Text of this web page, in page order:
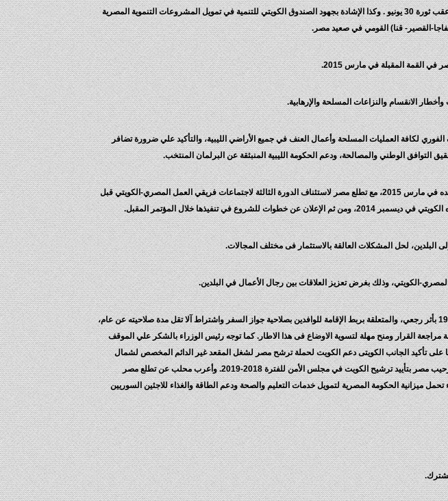
كما أشاد رئيس الوزراء بحرص الكويت علي الوفاء بتعهداتها لصالح مصر واستكمال حزمة المساعدات التي قدمتها عقب ثورة 30 يونيو . وكذا الإشادة بجهود الصندوق الكويتي للتنمية في تمويل المشروعات التنموية المصرية
القصير- قنا) القومي في صعيد مصر.
القمة المقبلة في مارس 2015.
الانقسام والنزاعات المسلحة والإرهابية.
لكافة العمليات المسلحة وأعمال العنف في جميع الأراضي الليبية، والتأكيد علي ضرورة تضافر
التوافق الوطني والمصالحة، ودعم الحكومة الليبية المنبثقة عن البرلمان المنتخب.
وتقدم رئيس الوزراء بالشكر على تأكيد المشاركة الكبيرة من الجانب الكويتي في مؤتمر مصر الاقتصادي المقرر عقده في مارس 2015، مع تطلع مصر لاستئناف الدورة الثالثة لاجتماعات فريقي العمل المصري-الكويتي قبل
لحل المشكلات العالقة بالاستثمار فى مختلف المجالات.
الكويتي، وذلك بغرض تعزيز العلاقات بين رجال الأعمال في البلدين.
كما تمت الإشارة إلي قرار السلطات الكويتية الذي تم إصداره مؤخراً بتفعيل بعض مواد قانون إقامة الأجانب لعام 1959 بأثر رجعي، والمتعلقة بربط الإقامة للوافدين بصلاحية جواز السفر واشتراط آلا تقل مدة صلاحيته عن عام،
القرار ومنح مهلة لتسوية الاوضاع فى هذا الاطار. كما توجه رئيس الوزراء بالشكر علي الموقف
الدورية لحالة حقوق الإنسان في مصر بجنيف يوم 7 نوفمبر 2014، ووجه الشكر ايضا على تأكيد الجانب الكويتى دعم الكويت لحملة ترشح مصر لشغل المقعد غير الدائم المخصص لشمال
إفريقيا في مجلس الأمن للفترة 2016-2017، وذلك خلال الانتخابات المقررة بالجمعية العامة في أكتوبر 2015 مع ترحيب مصر بتأييد ترشيح الكويت في مجلس الأمن للفترة 2018-2019. وأعرب محلب عن تطلع مصر
ميزانية الحكومة المصرية لتمويل خدمات التعليم والصحة ودعم الطاقة والغذاء للاجئين السوريين